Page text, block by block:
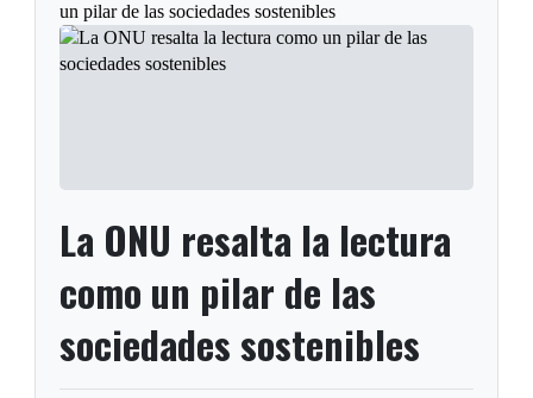
un pilar de las sociedades sostenibles
La ONU resalta la lectura
como un pilar de las
sociedades sostenibles